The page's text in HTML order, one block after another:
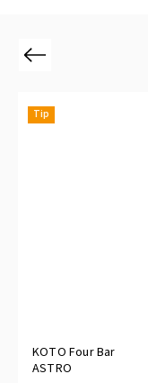
Previous
Tip
KOTO Four Bar
ASTRO